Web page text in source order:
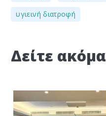
υγιεινή διατροφή
Δείτε ακόμα